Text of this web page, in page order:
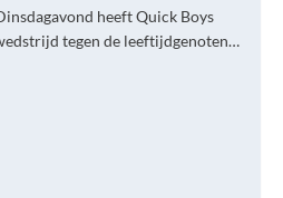
heeft Quick Boys
tegen de leeftijdgenoten…